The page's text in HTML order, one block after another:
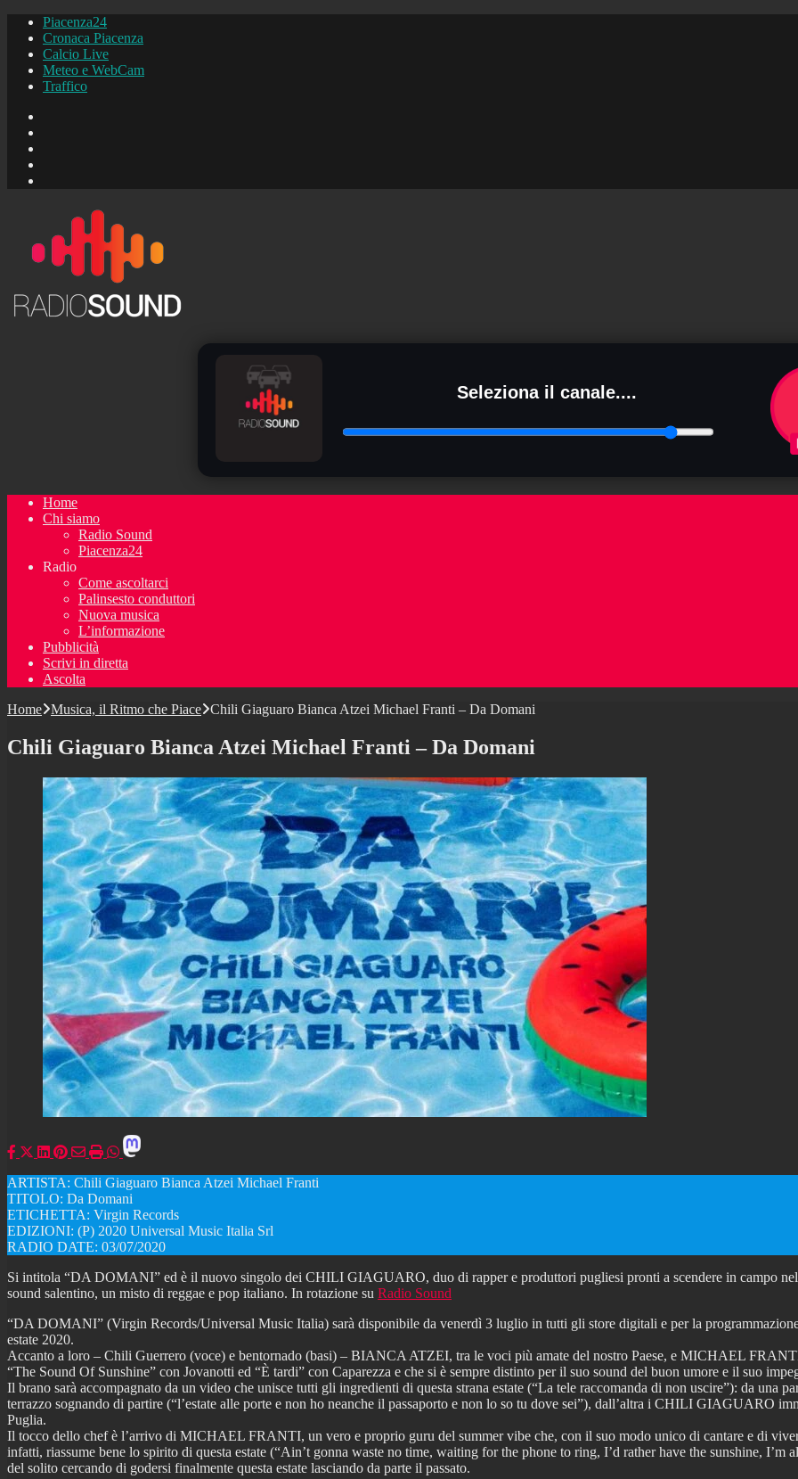
Piacenza24
Cronaca Piacenza
Calcio Live
Meteo e WebCam
Traffico
Seleziona il canale....
Home
Chi siamo
Radio Sound
Piacenza24
Radio
Come ascoltarci
Palinsesto conduttori
Nuova musica
L’informazione
Pubblicità
Scrivi in diretta
Ascolta
Home Musica, il Ritmo che Piace Chili Giaguaro Bianca Atzei Michael Franti – Da Domani
Chili Giaguaro Bianca Atzei Michael Franti – Da Domani
ARTISTA: Chili Giaguaro Bianca Atzei Michael Franti
TITOLO: Da Domani
ETICHETTA: Virgin Records
EDIZIONI: (P) 2020 Universal Music Italia Srl
RADIO DATE: 03/07/2020
Si intitola “DA DOMANI” ed è il nuovo singolo dei CHILI GIAGUARO, duo di rapper e produttori pugliesi pronti a scendere in campo
sound salentino, un misto di reggae e pop italiano. In rotazione su Radio Sound
“DA DOMANI” (Virgin Records/Universal Music Italia) sarà disponibile da venerdì 3 luglio in tutti gli store digitali e per la
estate 2020.
Accanto a loro – Chili Guerrero (voce) e bentornado (basi) – BIANCA ATZEI, tra le voci più amate del nostro Paese, e MICHAEL
“The Sound Of Sunshine” con Jovanotti ed “È tardi” con Caparezza e che si è sempre distinto per il suo sound del buon umore e il suo
Il brano sarà accompagnato da un video che unisce tutti gli ingredienti di questa strana estate (“La tele raccomanda di non uscire”): da
terrazzo sognando di partire (“l’estate alle porte e non ho neanche il passaporto e non lo so tu dove sei”), dall’altra i CHILI GIAGUARO
Puglia.
Il tocco dello chef è l’arrivo di MICHAEL FRANTI, un vero e proprio guru del summer vibe che, con il suo modo unico di cantare e di
infatti, riassume bene lo spirito di questa estate (“Ain’t gonna waste no time, waiting for the phone to ring, I’d rather have the sunshine,
del solito cercando di godersi finalmente questa estate lasciando da parte il passato.